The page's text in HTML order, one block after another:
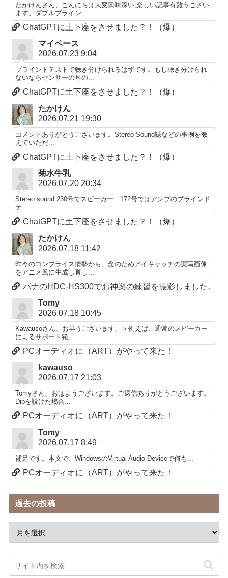
たかけんさん、こんにちは大変興味深い,楽しい記事有難うござい
ます。ダブルブライン...
ChatGPTに土下座をさせました？！（爆）
マイペース
2026.07.23 9:04
ブラインドテストで聴き分けられるはずです。もし聴き分けられ
ないならセンサーの耳の...
ChatGPTに土下座をさせました？！（爆）
たかけん
2026.07.21 19:30
コメントありがとうございます。Stereo Sound誌などの事例を教
えていただ...
ChatGPTに土下座をさせました？！（爆）
菊水牛乳
2026.07.20 20:34
Stereo sound 230号でスピーカー 172号ではアンプのブラインド
テ...
ChatGPTに土下座をさせました？！（爆）
たかけん
2026.07.18 11:42
昨今のコンプライス情勢から、念のためアイキャッチの実写画像
をアニメ風に生成し直し...
パナのHDC-HS300でお神楽の練習を撮影しました。
Tomy
2026.07.18 10:45
Kawausoさん、お早うございます。＞例えば、通常のスピーカー
によるサポート範...
PCオーディオに（ART）がやって来た！
kawauso
2026.07.17 21:03
Tomyさん、おはようございます。ご返信ありがとうございます。
Dipを設けた場合...
PCオーディオに（ART）がやって来た！
Tomy
2026.07.17 8:49
補足です。本文で、WindowsのVirtual Audio Deviceで何も...
PCオーディオに（ART）がやって来た！
過去の投稿